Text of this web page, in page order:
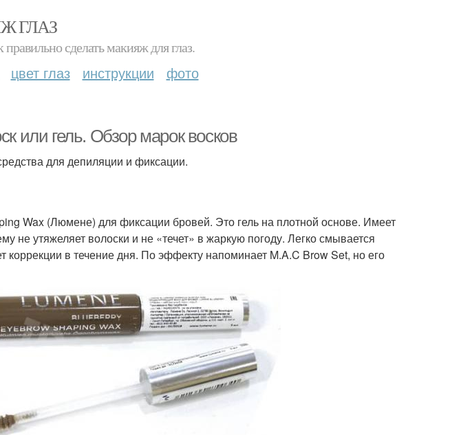
ГЛАЗ
сделать макияж для глаз.
цвет глаз инструкции фото
или гель. Обзор марок восков
для депиляции и фиксации.
Wax (Люмене) для фиксации бровей. Это гель на плотной основе. Имеет
не утяжеляет волоски и не «течет» в жаркую погоду. Легко смывается
коррекции в течение дня. По эффекту напоминает M.A.C Brow Set, но его